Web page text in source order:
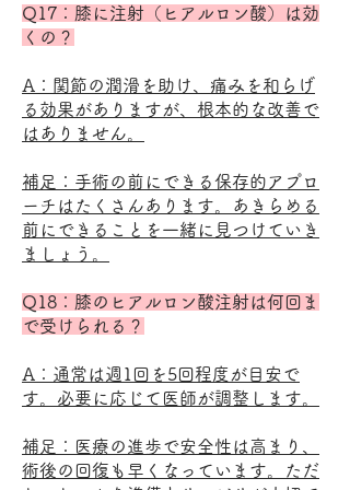
Q17：膝に注射（ヒアルロン酸）は効
くの？
A：関節の潤滑を助け、痛みを和らげ
る効果がありますが、根本的な改善で
はありません。
補足：手術の前にできる保存的アプロ
ーチはたくさんあります。あきらめる
前にできることを一緒に見つけていき
ましょう。
Q18：膝のヒアルロン酸注射は何回ま
で受けられる？
A：通常は週1回を5回程度が目安で
す。必要に応じて医師が調整します。
補足：医療の進歩で安全性は高まり、
術後の回復も早くなっています。ただ